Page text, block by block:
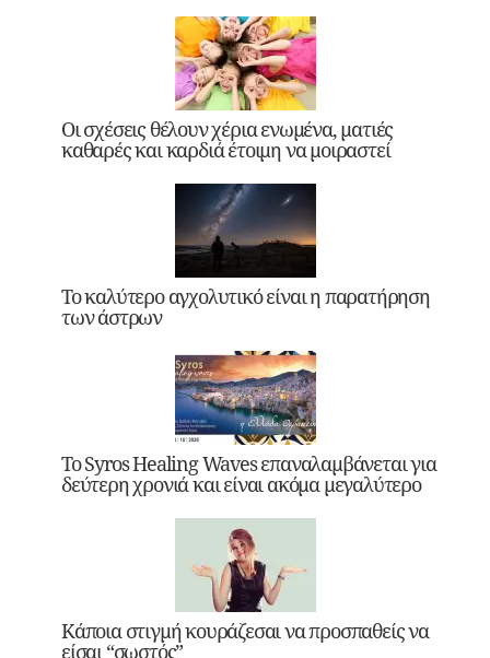
Οι σχέσεις θέλουν χέρια ενωμένα, ματιές
καθαρές και καρδιά έτοιμη να μοιραστεί
Το καλύτερο αγχολυτικό είναι η παρατήρηση
των άστρων
Το Syros Healing Waves επαναλαμβάνεται για
δεύτερη χρονιά και είναι ακόμα μεγαλύτερο
Κάποια στιγμή κουράζεσαι να προσπαθείς να
είσαι “σωστός”